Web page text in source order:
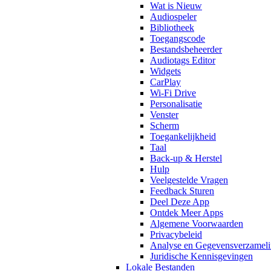
Wat is Nieuw
Audiospeler
Bibliotheek
Toegangscode
Bestandsbeheerder
Audiotags Editor
Widgets
CarPlay
Wi-Fi Drive
Personalisatie
Venster
Scherm
Toegankelijkheid
Taal
Back-up & Herstel
Hulp
Veelgestelde Vragen
Feedback Sturen
Deel Deze App
Ontdek Meer Apps
Algemene Voorwaarden
Privacybeleid
Analyse en
Juridische Kennisgevingen
Lokale Bestanden